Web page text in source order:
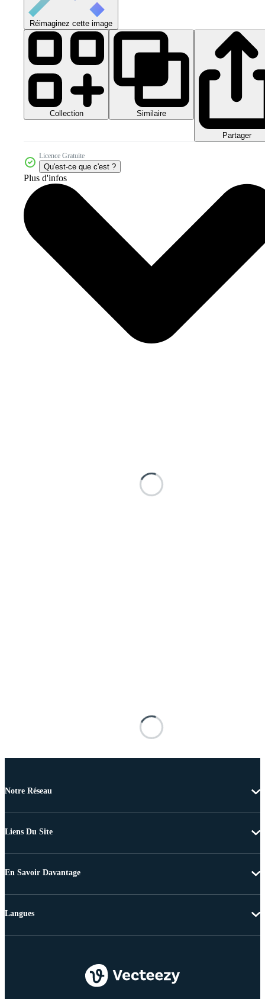
Réimaginez cette image
Collection Similaire
Partager
Licence Gratuite
Qu'est-ce que c'est ?
Plus d'infos
Notre Réseau
Liens Du Site
En Savoir Davantage
Langues